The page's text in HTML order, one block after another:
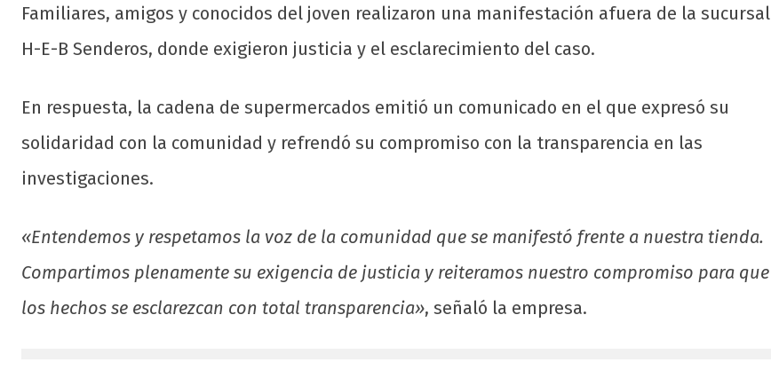
Familiares, amigos y conocidos del joven realizaron una manifestación afuera de la sucursal
H-E-B Senderos, donde exigieron justicia y el esclarecimiento del caso.
En respuesta, la cadena de supermercados emitió un comunicado en el que expresó su
solidaridad con la comunidad y refrendó su compromiso con la transparencia en las
investigaciones.
«Entendemos y respetamos la voz de la comunidad que se manifestó frente a nuestra tienda.
Compartimos plenamente su exigencia de justicia y reiteramos nuestro compromiso para que
los hechos se esclarezcan con total transparencia», señaló la empresa.